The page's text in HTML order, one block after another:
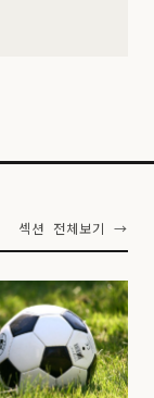
섹션 전체보기 →